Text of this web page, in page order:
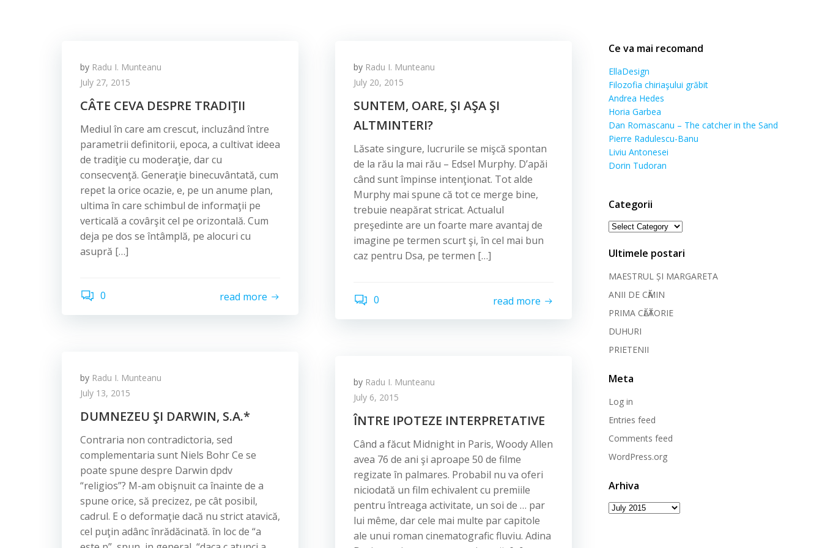
by Radu I. Munteanu
July 27, 2015
CÂTE CEVA DESPRE TRADIŢII
Mediul în care am crescut, incluzând între
parametrii definitorii, epoca, a cultivat ideea
de tradiţie cu moderaţie, dar cu
consecvenţă. Generaţie binecuvântată, cum
repet la orice ocazie, e, pe un anume plan,
ultima în care schimbul de informaţii pe
verticală a covârşit cel pe orizontală. Cum
deja pe dos se întâmplă, pe alocuri cu
asupră […]
0 read more
by Radu I. Munteanu
July 20, 2015
SUNTEM, OARE, ŞI AŞA ŞI
ALTMINTERI?
Lăsate singure, lucrurile se mişcă spontan
de la rău la mai rău – Edsel Murphy. D’apăi
când sunt împinse intenţionat. Tot alde
Murphy mai spune că tot ce merge bine,
trebuie neapărat stricat. Actualul
preşedinte are un foarte mare avantaj de
imagine pe termen scurt şi, în cel mai bun
caz pentru Dsa, pe termen […]
0 read more
by Radu I. Munteanu
July 13, 2015
DUMNEZEU ŞI DARWIN, S.A.*
Contraria non contradictoria, sed
complementaria sunt Niels Bohr Ce se
poate spune despre Darwin dpdv
“religios”? M-am obişnuit ca înainte de a
spune orice, să precizez, pe cât posibil,
cadrul. E o deformaţie dacă nu strict atavică,
cel puţin adânc înrădăcinată. în loc de “a
by Radu I. Munteanu
July 6, 2015
ÎNTRE IPOTEZE INTERPRETATIVE
Când a făcut Midnight in Paris, Woody Allen
avea 76 de ani şi aproape 50 de filme
regizate în palmares. Probabil nu va oferi
niciodată un film echivalent cu premiile
pentru întreaga activitate, un soi de … par
lui même, dar cele mai multe par capitole
ale unui roman cinematografic fluviu. Adina
Ce va mai recomand
EllaDesign
Filozofia chiriaşului grăbit
Andrea Hedes
Horia Garbea
Dan Romascanu – The catcher in the Sand
Pierre Radulescu-Banu
Liviu Antonesei
Dorin Tudoran
Categorii
Categorii
Ultimele postari
MAESTRUL ȘI MARGARETA
ANII DE CӐMIN
PRIMA CӐLӐTORIE
DUHURI
PRIETENII
Meta
Log in
Entries feed
Comments feed
WordPress.org
Arhiva
Arhiva